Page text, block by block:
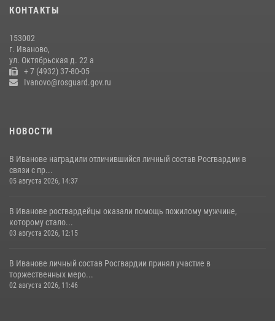
В Иванове сотрудники ОМОН «Спарта» идентифицировали предмет,
схожий с гранатой
10 июля 2026, 09:29
КОНТАКТЫ
153002
г. Иваново,
ул. Октябрьская д. 22 а
+ 7 (4932) 37-80-05
Ivanovo@rosguard.gov.ru
НОВОСТИ
В Иванове наградили отличившийся личный состав Росгвардии в
связи с пр...
05 августа 2026, 14:37
В Иванове росгвардейцы оказали помощь пожилому мужчине,
которому стало...
03 августа 2026, 12:15
В Иванове личный состав Росгвардии принял участие в
торжественных меро...
02 августа 2026, 11:46